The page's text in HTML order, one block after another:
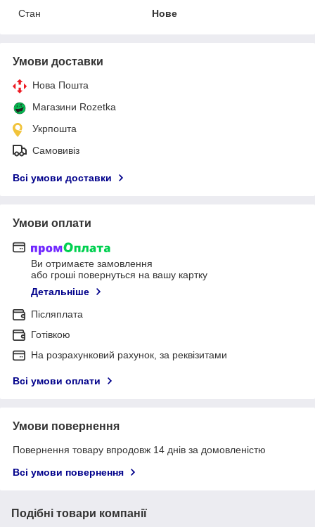
Стан
Нове
Умови доставки
Нова Пошта
Магазини Rozetka
Укрпошта
Самовивіз
Всі умови доставки
Умови оплати
Ви отримаєте замовлення
або гроші повернуться на вашу картку
Детальніше
Післяплата
Готівкою
На розрахунковий рахунок, за реквізитами
Всі умови оплати
Умови повернення
Повернення товару впродовж 14 днів за домовленістю
Всі умови повернення
Подібні товари компанії